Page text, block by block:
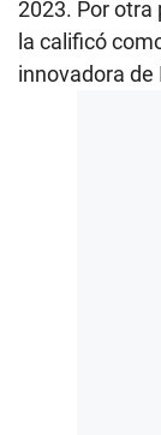
2023. Por otra
la calificó
innovadora de